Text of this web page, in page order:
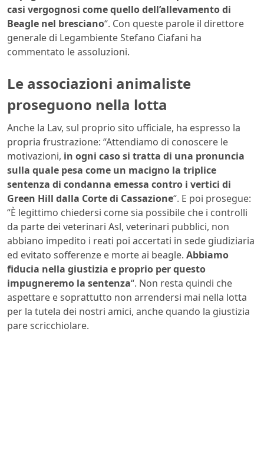
casi vergognosi come quello dell’allevamento di
Beagle nel bresciano“. Con queste parole il direttore
generale di Legambiente Stefano Ciafani ha
commentato le assoluzioni.
Le associazioni animaliste
proseguono nella lotta
Anche la Lav, sul proprio sito ufficiale, ha espresso la
propria frustrazione: “​Attendiamo di conoscere le
motivazioni, in ogni caso si tratta di una pronuncia
sulla quale pesa come un macigno la triplice
sentenza di condanna emessa contro i vertici di
Green Hill dalla Corte di Cassazione“. E poi prosegue:
“È legittimo chiedersi come sia possibile che i controlli
da parte dei veterinari Asl, veterinari pubblici, non
abbiano impedito i reati poi accertati in sede giudiziaria
ed evitato sofferenze e morte ai beagle. Abbiamo
fiducia nella giustizia e proprio per questo
impugneremo la sentenza“. Non resta quindi che
aspettare e soprattutto non arrendersi mai nella lotta
per la tutela dei nostri amici, anche quando la giustizia
pare scricchiolare.